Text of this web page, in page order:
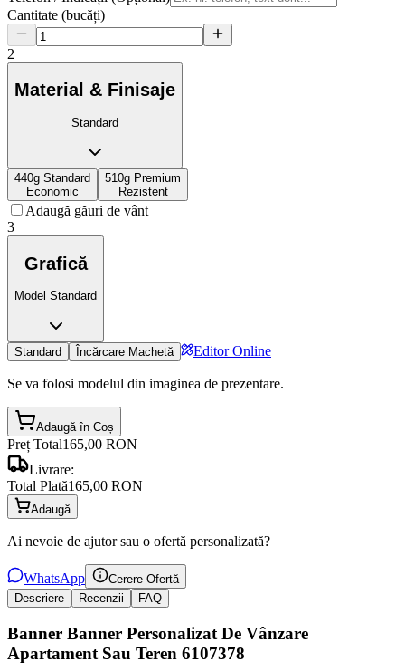
Cantitate (bucăți)
2
Material & Finisaje
Standard
440g Standard
Economic
510g Premium
Rezistent
Adaugă găuri de vânt
3
Grafică
Model Standard
Standard Încărcare Machetă Editor Online
Se va folosi modelul din imaginea de prezentare.
Adaugă în Coș
Preț Total165,00 RON
Livrare:
Total Plată165,00 RON
Adaugă
Ai nevoie de ajutor sau o ofertă personalizată?
WhatsApp
Cerere Ofertă
Descriere
Recenzii FAQ
Banner Banner Personalizat De Vânzare
Apartament Sau Teren 6107378